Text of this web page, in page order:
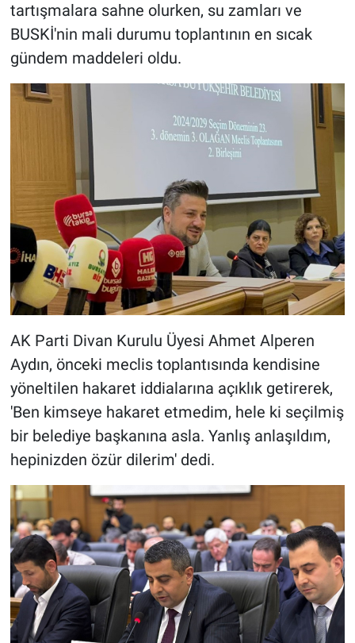
tartışmalara sahne olurken, su zamları ve
BUSKİ'nin mali durumu toplantının en sıcak
gündem maddeleri oldu.
AK Parti Divan Kurulu Üyesi Ahmet Alperen
Aydın, önceki meclis toplantısında kendisine
yöneltilen hakaret iddialarına açıklık getirerek,
'Ben kimseye hakaret etmedim, hele ki seçilmiş
bir belediye başkanına asla. Yanlış anlaşıldım,
hepinizden özür dilerim' dedi.